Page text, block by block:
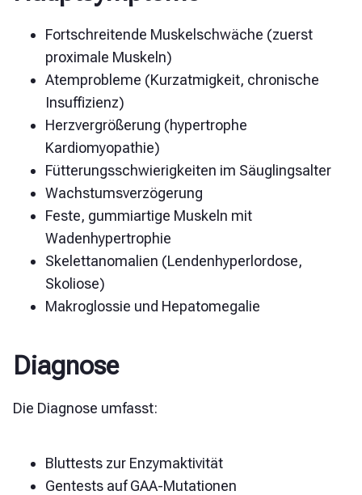
Fortschreitende Muskelschwäche (zuerst
proximale Muskeln)
Atemprobleme (Kurzatmigkeit, chronische
Insuffizienz)
Herzvergrößerung (hypertrophe
Kardiomyopathie)
Fütterungsschwierigkeiten im Säuglingsalter
Wachstumsverzögerung
Feste, gummiartige Muskeln mit
Wadenhypertrophie
Skelettanomalien (Lendenhyperlordose,
Skoliose)
Makroglossie und Hepatomegalie
Diagnose
Die Diagnose umfasst:
Bluttests zur Enzymaktivität
Gentests auf GAA-Mutationen